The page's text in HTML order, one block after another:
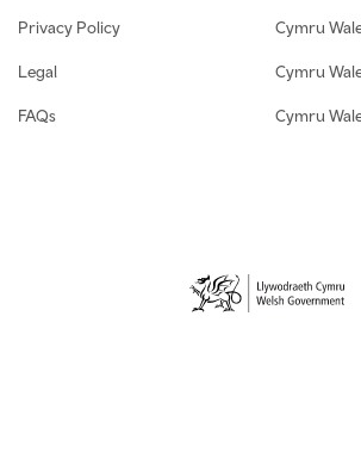
Privacy Policy
Legal
FAQs
Cymru
Cymru
Cymru